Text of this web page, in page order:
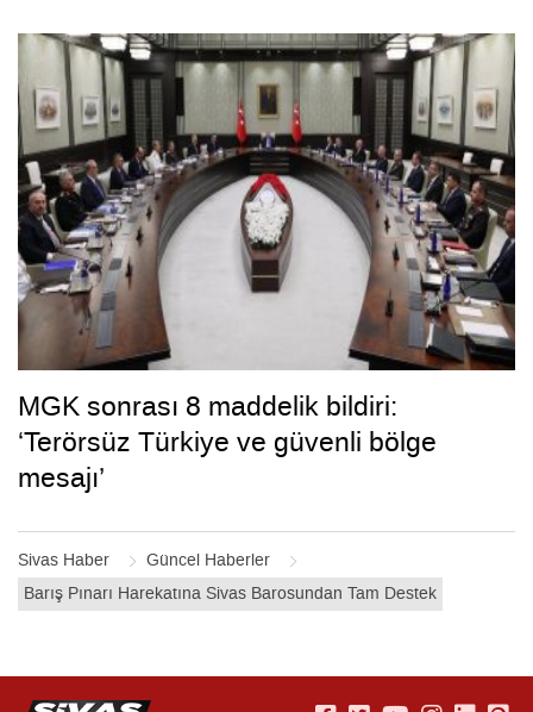
Sivas Haber
Güncel Haberler
Barış Pınarı Harekatına Sivas Barosundan Tam Destek
MGK sonrası 8 maddelik bildiri:
‘Terörsüz Türkiye ve güvenli bölge
mesajı’